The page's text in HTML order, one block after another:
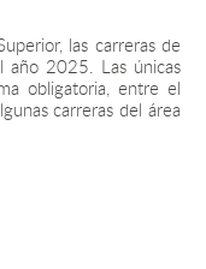
las carreras de
año 2025. Las únicas
obligatoria, entre el
carreras del área